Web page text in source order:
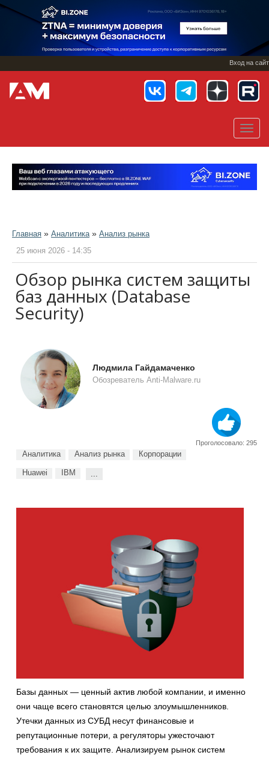
Перейти
основному
Вход на сайт
Главная » Аналитика » Анализ рынка
25 июня 2026 - 14:35
Обзор рынка систем защиты
баз данных (Database
Security)
Людмила Гайдамаченко
Обозреватель Anti-Malware.ru
Проголосовало: 295
Аналитика Анализ рынка Корпорации
Huawei IBM ...
Базы данных — ценный актив любой компании, и именно
они чаще всего становятся целью злоумышленников.
Утечки данных из СУБД несут финансовые и
репутационные потери, а регуляторы ужесточают
требования к их защите. Анализируем рынок систем